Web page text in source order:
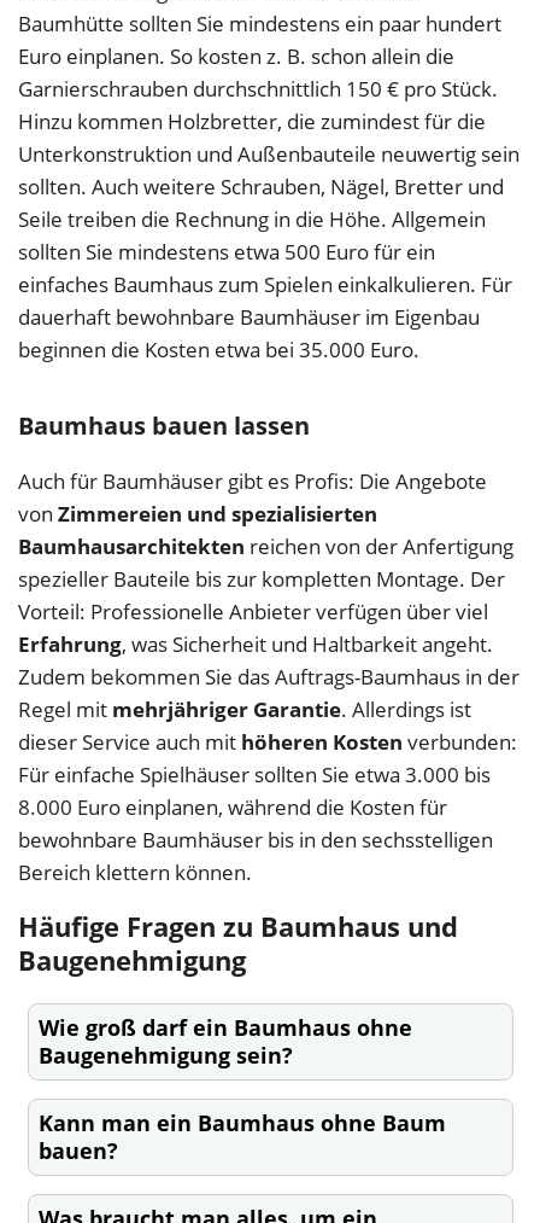
Baumhütte sollten Sie mindestens ein paar hundert
Euro einplanen. So kosten z. B. schon allein die
Garnierschrauben durchschnittlich 150 € pro Stück.
Hinzu kommen Holzbretter, die zumindest für die
Unterkonstruktion und Außenbauteile neuwertig sein
sollten. Auch weitere Schrauben, Nägel, Bretter und
Seile treiben die Rechnung in die Höhe. Allgemein
sollten Sie mindestens etwa 500 Euro für ein
einfaches Baumhaus zum Spielen einkalkulieren. Für
dauerhaft bewohnbare Baumhäuser im Eigenbau
beginnen die Kosten etwa bei 35.000 Euro.
Baumhaus bauen lassen
Auch für Baumhäuser gibt es Profis: Die Angebote
von Zimmereien und spezialisierten
Baumhausarchitekten reichen von der Anfertigung
spezieller Bauteile bis zur kompletten Montage. Der
Vorteil: Professionelle Anbieter verfügen über viel
Erfahrung, was Sicherheit und Haltbarkeit angeht.
Zudem bekommen Sie das Auftrags-Baumhaus in der
Regel mit mehrjähriger Garantie. Allerdings ist
dieser Service auch mit höheren Kosten verbunden:
Für einfache Spielhäuser sollten Sie etwa 3.000 bis
8.000 Euro einplanen, während die Kosten für
bewohnbare Baumhäuser bis in den sechsstelligen
Bereich klettern können.
Häufige Fragen zu Baumhaus und
Baugenehmigung
Wie groß darf ein Baumhaus ohne
Baugenehmigung sein?
Kann man ein Baumhaus ohne Baum
bauen?